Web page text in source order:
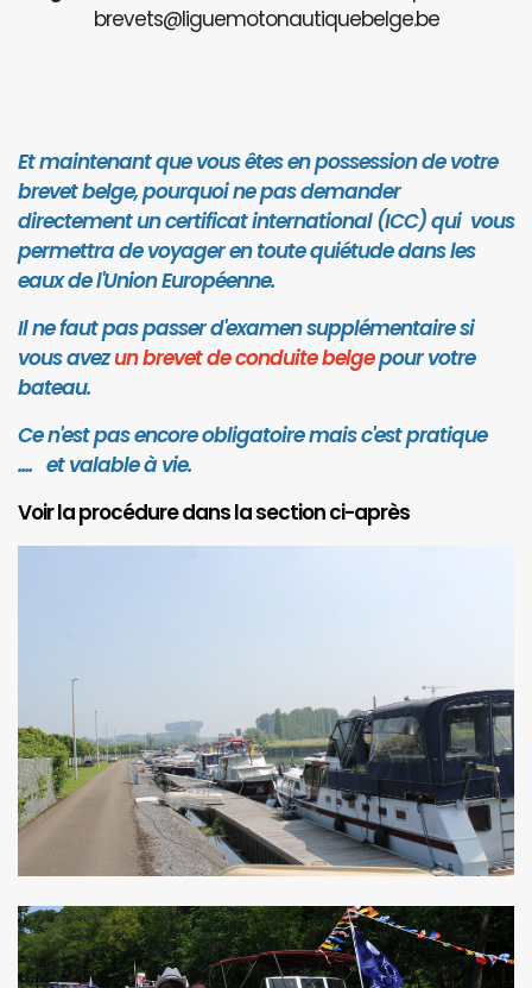
brevets@liguemotonautiquebelge.be
Et maintenant que vous êtes en possession de votre
brevet belge, pourquoi ne pas demander
directement un certificat international (ICC) qui vous
permettra de voyager en toute quiétude dans les
eaux de l'Union Européenne.
Il ne faut pas passer d'examen supplémentaire si
vous avezun brevet de conduite belgepour votre
bateau.
Ce n'est pas encore obligatoire mais c'est pratique
.... et valable à vie.
Voir la procédure dans la section ci-après